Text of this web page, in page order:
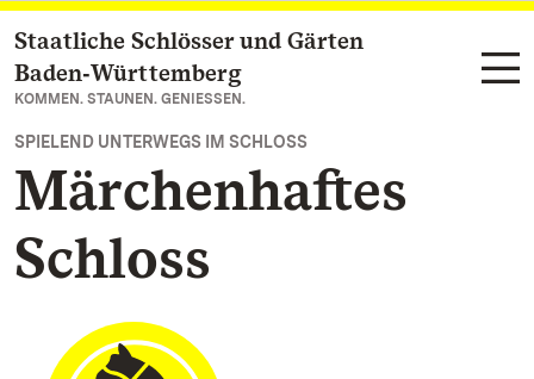
Zum Hauptinhalt springen
Staatliche Schlösser und Gärten
Baden‑Württemberg
KOMMEN. STAUNEN. GENIESSEN.
SPIELEND UNTERWEGS IM SCHLOSS
Märchenhaftes
Schloss